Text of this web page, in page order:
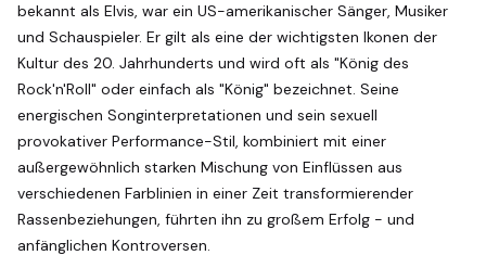
bekannt als Elvis, war ein US-amerikanischer Sänger, Musiker
und Schauspieler. Er gilt als eine der wichtigsten Ikonen der
Kultur des 20. Jahrhunderts und wird oft als "König des
Rock'n'Roll" oder einfach als "König" bezeichnet. Seine
energischen Songinterpretationen und sein sexuell
provokativer Performance-Stil, kombiniert mit einer
außergewöhnlich starken Mischung von Einflüssen aus
verschiedenen Farblinien in einer Zeit transformierender
Rassenbeziehungen, führten ihn zu großem Erfolg - und
anfänglichen Kontroversen.